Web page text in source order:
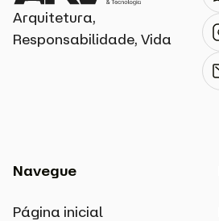
Arquitetura,
Responsabilidade, Vida
Navegue
Página inicial